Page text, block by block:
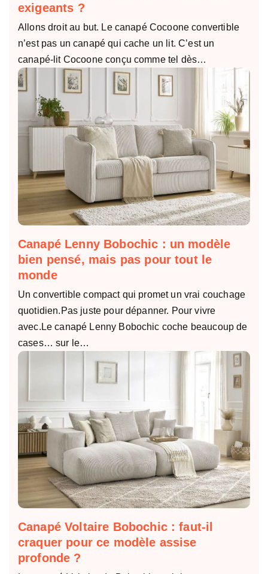
exigeants ?
Allons droit au but. Le canapé Cocoone convertible
n’est pas un canapé qui cache un lit. C’est un
canapé-lit Cocoone conçu comme tel dès…
Canapé Lenny Bobochic : un modèle
bien pensé, mais pas pour tout le
monde
Un convertible compact qui promet un vrai couchage
quotidien.Pas juste pour dépanner. Pour vivre
avec.Le canapé Lenny Bobochic coche beaucoup de
cases… sur le…
Canapé Voltaire Bobochic : faut-il
craquer pour ce modèle assise
profonde ?